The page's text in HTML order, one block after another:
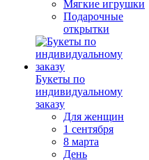
Мягкие игрушки
Подарочные
открытки
Букеты по
индивидуальному
заказу
Для женщин
1 сентября
8 марта
День